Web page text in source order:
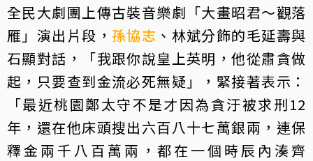
全民大劇團上傳古裝音樂劇「大畫昭君～觀落
雁」演出片段， 孫協志 、林斌分飾的毛延壽與
石顯對話，「我跟你說皇上英明，他從肅貪做
起，只要查到金流必死無疑」，緊接著表示：
「最近桃園鄭太守不是才因為貪汙被求刑12
年，還在他床頭搜出六百八十七萬銀兩，連保
釋金兩千八百萬兩，都在一個時辰內湊齊